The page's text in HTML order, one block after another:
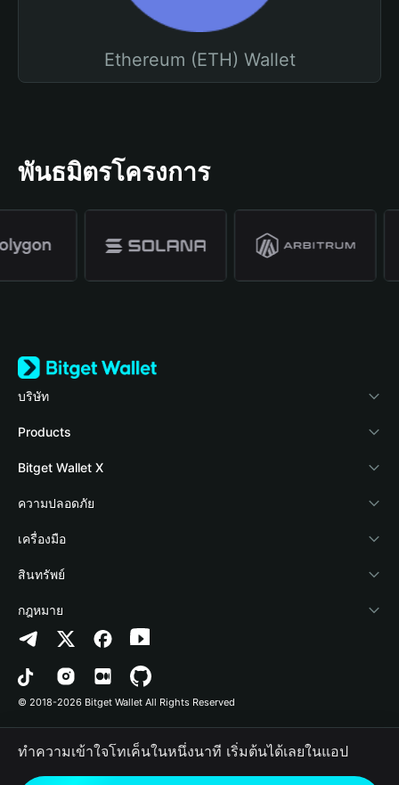
Ethereum (ETH) Wallet
พันธมิตรโครงการ
บริษัท
เกี่ยวกับ Bitget Wallet
Blog
Academy
ข่าวสารด้านคริปโต
ศูนย์ช่วยเหลือ
ติดต่อเรา
ทรัพยากรข้อมูลของแบรนด์
อาชีพ
Products
Crypto Card
Stablecoin Earn
Payfi Crypto
Crypto Swap API
Altcoin Season Index
Prediction Markets
DApp
RWA
Bitget Wallet X
นักพัฒนา
เชื่อมต่อ Wallet
Bitget Wallet Pay
ลิสต์โปรเจกต์
ความปลอดภัย
Protection Fund
เทคโนโลยีความปลอดภัย
เครื่องมือ
ซื้อคริปโต
การตรวจจับการอนุญาต
การตรวจจับสัญญา
การโอนเป็นชุด
สินทรัพย์
Arbitrum
Avalanche
Bitcoin
Polygon
กฎหมาย
นโยบายความเป็นส่วนตัว
ข้อตกลงในการใช้บริการ
© 2018-2026 Bitget Wallet All Rights Reserved
ทำความเข้าใจโทเค็นในหนึ่งนาที เริ่มต้นได้เลยในแอป